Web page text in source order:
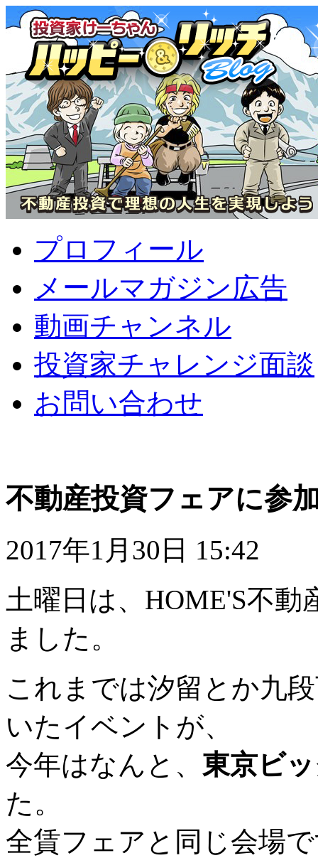
プロフィール
メールマガジン広告
動画チャンネル
投資家チャレンジ面談
お問い合わせ
不動産投資フェアに参
2017年1月30日 15:42
土曜日は、HOME'S不
ました。
これまでは汐留とか九
いたイベントが、
今年はなんと、 東京ビ
た。
全賃フェアと同じ会場